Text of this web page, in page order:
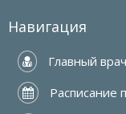
Навигация
Главный врач
Расписание